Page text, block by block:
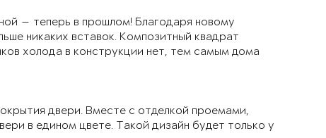
— теперь в прошлом! Благодаря новому
никаких вставок. Композитный квадрат
холода в конструкции нет, тем самым дома
двери. Вместе с отделкой проемами,
в едином цвете. Такой дизайн будет только у